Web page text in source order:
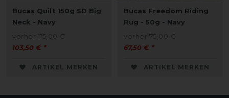
Bucas Quilt 150g SD Big
Neck - Navy
vorher 115,00 €
103,50 € *
ARTIKEL MERKEN
Bucas Freedom Riding
Rug - 50g - Navy
vorher 75,00 €
67,50 € *
ARTIKEL MERKEN